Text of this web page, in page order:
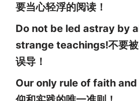
要当心轻浮的阅读！
Do not be led astray by
strange teachings!不要被
误导！
Our only rule of faith